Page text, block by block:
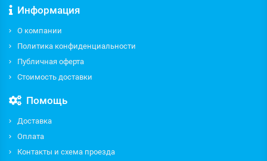
Информация
О компании
Политика конфиденциальности
Публичная оферта
Стоимость доставки
Помощь
Доставка
Оплата
Контакты и схема проезда